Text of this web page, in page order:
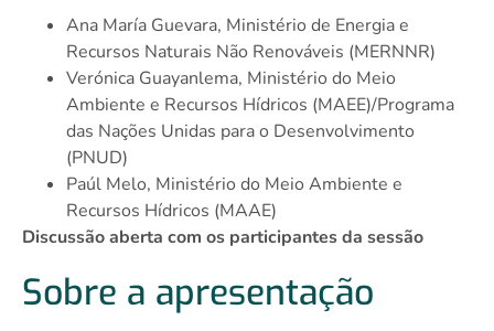
Ana María Guevara, Ministério de Energia e
Recursos Naturais Não Renováveis (MERNNR)
Verónica Guayanlema, Ministério do Meio
Ambiente e Recursos Hídricos (MAEE)/Programa
das Nações Unidas para o Desenvolvimento
(PNUD)
Paúl Melo, Ministério do Meio Ambiente e
Recursos Hídricos (MAAE)
Discussão aberta com os participantes da sessão
Sobre a apresentação